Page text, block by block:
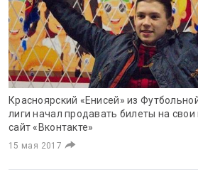
Красноярский «Енисей» из
лиги начал продавать билеты на свои
сайт «Вконтакте»
15 мая 2017